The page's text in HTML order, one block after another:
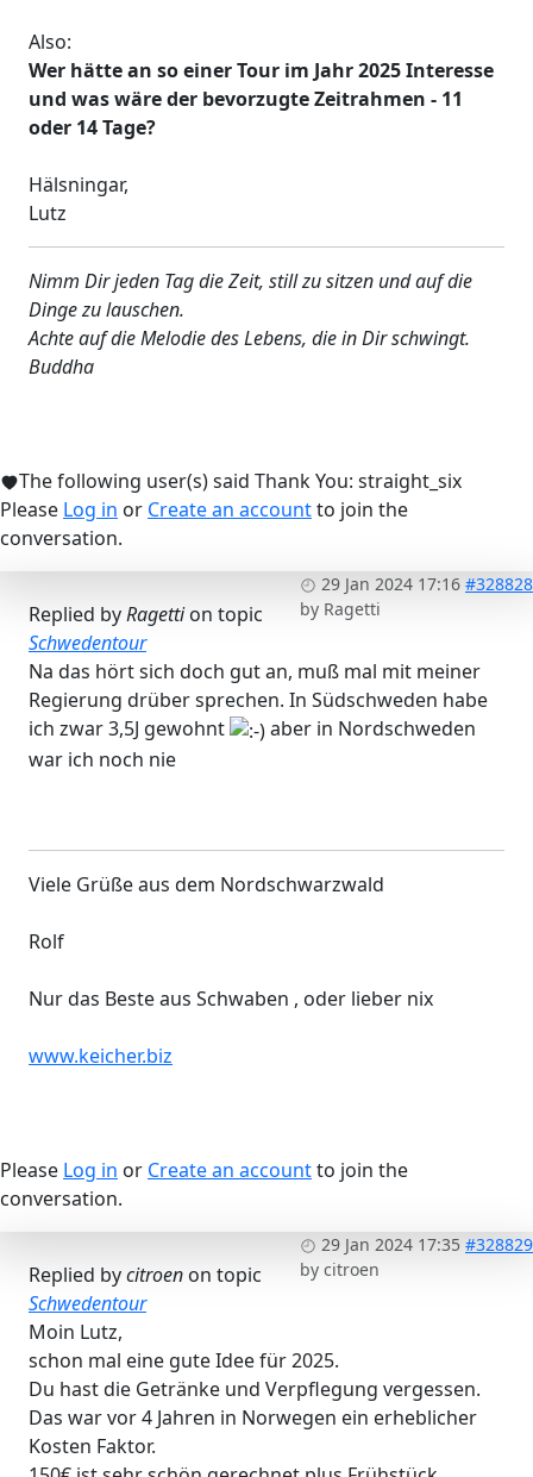
Also:
Wer hätte an so einer Tour im Jahr 2025 Interesse
und was wäre der bevorzugte Zeitrahmen - 11
oder 14 Tage?
Hälsningar,
Lutz
Nimm Dir jeden Tag die Zeit, still zu sitzen und auf die
Dinge zu lauschen.
Achte auf die Melodie des Lebens, die in Dir schwingt.
Buddha
The following user(s) said Thank You: straight_six
Please Log in or Create an accountto join the
conversation.
29 Jan 2024 17:16 #328828
by Ragetti
Replied byRagettion topic
Schwedentour
Na das hört sich doch gut an, muß mal mit meiner
Regierung drüber sprechen. In Südschweden habe
ich zwar 3,5J gewohnt
aber in Nordschweden
war ich noch nie
Viele Grüße aus dem Nordschwarzwald
Rolf
Nur das Beste aus Schwaben , oder lieber nix
www.keicher.biz
Please Log in or Create an accountto join the
conversation.
29 Jan 2024 17:35 #328829
by citroen
Replied bycitroenon topic
Schwedentour
Moin Lutz,
schon mal eine gute Idee für 2025.
Du hast die Getränke und Verpflegung vergessen.
Das war vor 4 Jahren in Norwegen ein erheblicher
Kosten Faktor.